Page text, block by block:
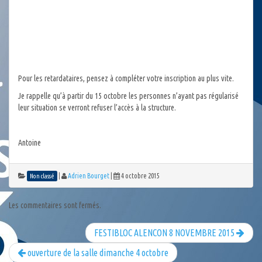
Pour les retardataires, pensez à compléter votre inscription au plus vite.
Je rappelle qu’à partir du 15 octobre les personnes n’ayant pas régularisé
leur situation se verront refuser l’accès à la structure.
Antoine
Non classé Adrien Bourget 4 octobre 2015
Les commentaires sont fermés.
FESTIBLOC ALENCON 8 NOVEMBRE 2015
ouverture de la salle dimanche 4 octobre